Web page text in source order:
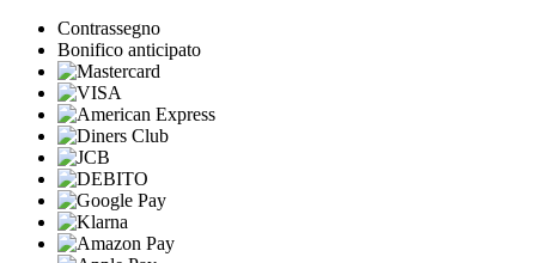
Contrassegno
Bonifico anticipato